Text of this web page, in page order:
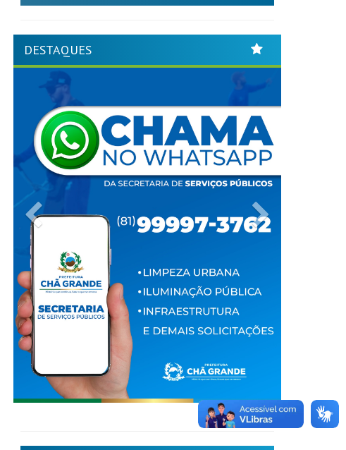
DESTAQUES
Previous